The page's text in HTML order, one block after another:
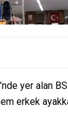
yer alan
erkek